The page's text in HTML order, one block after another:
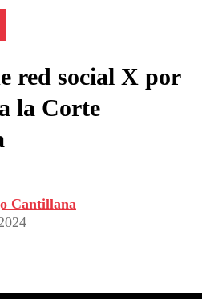
red social X por
la Corte
Cantillana